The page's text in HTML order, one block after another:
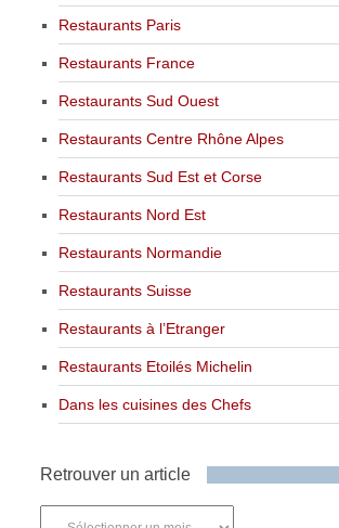
Restaurants Paris
Restaurants France
Restaurants Sud Ouest
Restaurants Centre Rhône Alpes
Restaurants Sud Est et Corse
Restaurants Nord Est
Restaurants Normandie
Restaurants Suisse
Restaurants à l’Etranger
Restaurants Etoilés Michelin
Dans les cuisines des Chefs
Retrouver un article